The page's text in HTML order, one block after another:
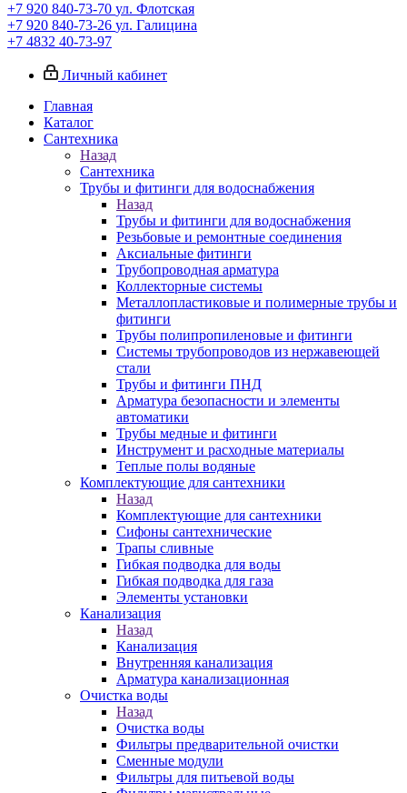
+7 920 840-73-70 ул. Флотская
+7 920 840-73-26 ул. Галицина
+7 4832 40-73-97
Личный кабинет
Главная
Каталог
Сантехника
Назад
Сантехника
Трубы и фитинги для водоснабжения
Назад
Трубы и фитинги для водоснабжения
Резьбовые и ремонтные соединения
Аксиальные фитинги
Трубопроводная арматура
Коллекторные системы
Металлопластиковые и полимерные трубы и
фитинги
Трубы полипропиленовые и фитинги
Системы трубопроводов из нержавеющей
стали
Трубы и фитинги ПНД
Арматура безопасности и элементы
автоматики
Трубы медные и фитинги
Инструмент и расходные материалы
Теплые полы водяные
Комплектующие для сантехники
Назад
Комплектующие для сантехники
Сифоны сантехнические
Трапы сливные
Гибкая подводка для воды
Гибкая подводка для газа
Элементы установки
Канализация
Назад
Канализация
Внутренняя канализация
Арматура канализационная
Очистка воды
Назад
Очистка воды
Фильтры предварительной очистки
Сменные модули
Фильтры для питьевой воды